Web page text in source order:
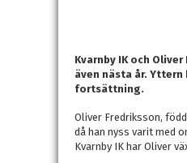
Kvarnby IK och
även nästa år.
fortsättning.
Oliver Fredriksson,
då han nyss varit med
Kvarnby IK har Oliver